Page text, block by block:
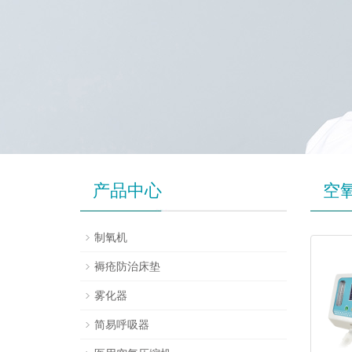
空
产品中心
制氧机
褥疮防治床垫
雾化器
简易呼吸器